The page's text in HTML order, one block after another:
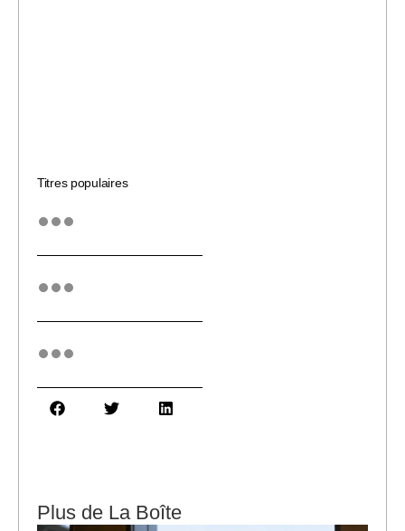
Titres populaires
Plus de La Boîte